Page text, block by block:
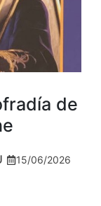
de
15/06/2026